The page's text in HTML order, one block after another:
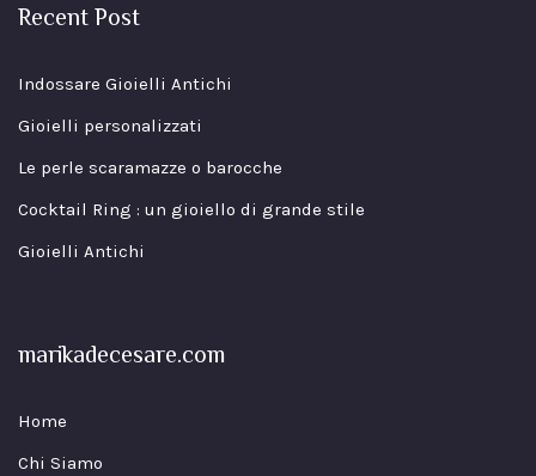
Recent Post
Indossare Gioielli Antichi
Gioielli personalizzati
Le perle scaramazze o barocche
Cocktail Ring : un gioiello di grande stile
Gioielli Antichi
marikadecesare.com
Home
Chi Siamo